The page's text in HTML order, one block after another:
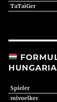
TaTaiGer
Spieler
mivoelker